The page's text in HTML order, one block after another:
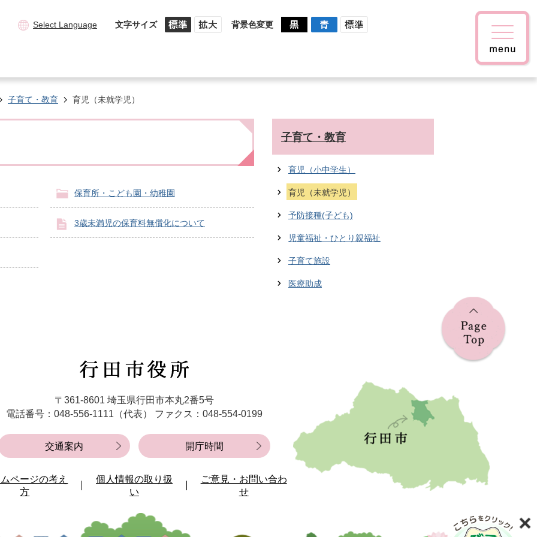
Select Language 文字サイズ 背景色変更
子育て・教育 育児（未就学児）
保育所・こども園・幼稚園
3歳未満児の保育料無償化について
子育て・教育
育児（小中学生）
育児（未就学児）
予防接種(子ども)
児童福祉・ひとり親福祉
子育て施設
医療助成
行
田
役
所
〒361-8601 埼玉県行田市本丸2番5号
電話番号：048-556-1111（代表）
ファクス：048-554-0199
交通案内 開庁時間
ページの考え
方
個人情報の取り扱
い
ご意見・お問い合わ
せ